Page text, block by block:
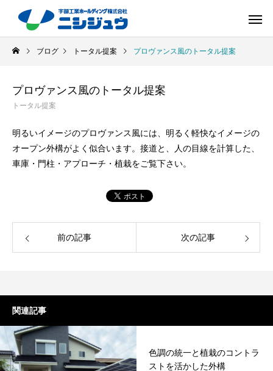
ブログ トータル提案 プロヴァンス風のトータル提案
プロヴァンス風のトータル提案
トータル提案
明るいイメージのプロヴァンス風には、明るく軽快なイメージの
オープン外構がよく似合います。接道と、人の目線を計算した、
車庫・門柱・アプローチ・植栽をご覧下さい。
前の記事 次の記事
関連記事
色調の統一と植栽のコントラ
ストを活かした外構